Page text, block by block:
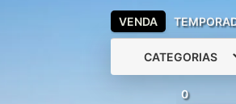
VENDA
CATEGORIAS
0